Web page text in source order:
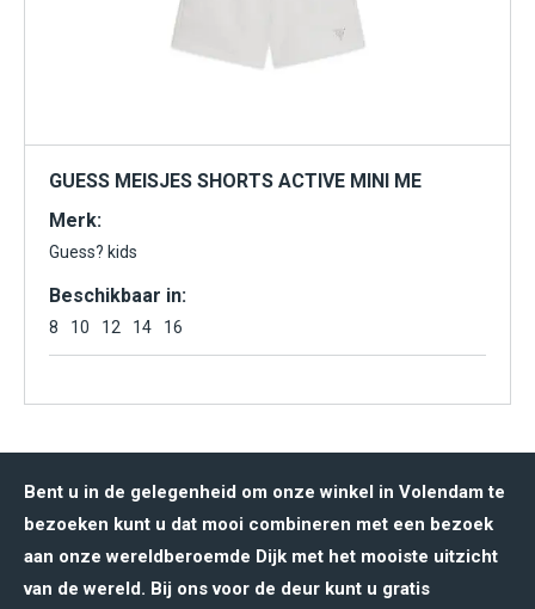
GUESS MEISJES SHORTS ACTIVE MINI ME
Merk:
Guess? kids
Beschikbaar in:
8 10 12 14 16
Bent u in de gelegenheid om onze winkel in Volendam te
bezoeken kunt u dat mooi combineren met een bezoek
aan onze wereldberoemde Dijk met het mooiste uitzicht
van de wereld. Bij ons voor de deur kunt u gratis